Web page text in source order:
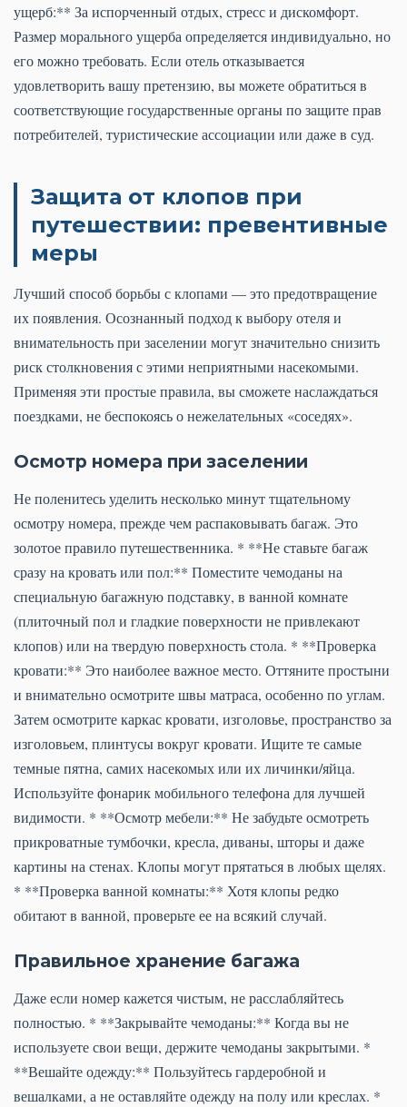
ущерб:** За испорченный отдых, стресс и дискомфорт.
Размер морального ущерба определяется индивидуально, но
его можно требовать. Если отель отказывается
удовлетворить вашу претензию, вы можете обратиться в
соответствующие государственные органы по защите прав
потребителей, туристические ассоциации или даже в суд.
Защита от клопов при
путешествии: превентивные
меры
Лучший способ борьбы с клопами — это предотвращение
их появления. Осознанный подход к выбору отеля и
внимательность при заселении могут значительно снизить
риск столкновения с этими неприятными насекомыми.
Применяя эти простые правила, вы сможете наслаждаться
поездками, не беспокоясь о нежелательных «соседях».
Осмотр номера при заселении
Не поленитесь уделить несколько минут тщательному
осмотру номера, прежде чем распаковывать багаж. Это
золотое правило путешественника. * **Не ставьте багаж
сразу на кровать или пол:** Поместите чемоданы на
специальную багажную подставку, в ванной комнате
(плиточный пол и гладкие поверхности не привлекают
клопов) или на твердую поверхность стола. * **Проверка
кровати:** Это наиболее важное место. Оттяните простыни
и внимательно осмотрите швы матраса, особенно по углам.
Затем осмотрите каркас кровати, изголовье, пространство за
изголовьем, плинтусы вокруг кровати. Ищите те самые
темные пятна, самих насекомых или их личинки/яйца.
Используйте фонарик мобильного телефона для лучшей
видимости. * **Осмотр мебели:** Не забудьте осмотреть
прикроватные тумбочки, кресла, диваны, шторы и даже
картины на стенах. Клопы могут прятаться в любых щелях.
* **Проверка ванной комнаты:** Хотя клопы редко
обитают в ванной, проверьте ее на всякий случай.
Правильное хранение багажа
Даже если номер кажется чистым, не расслабляйтесь
полностью. * **Закрывайте чемоданы:** Когда вы не
используете свои вещи, держите чемоданы закрытыми. *
**Вешайте одежду:** Пользуйтесь гардеробной и
вешалками, а не оставляйте одежду на полу или креслах. *